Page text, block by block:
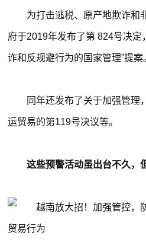
为打击逃税、原产地欺诈和
府于2019年发布了第 824号决定
诈和反规避行为的国家管理”提案
同年还发布了关于加强管理
运贸易的第119号决议等。
这些预警活动虽出台不久，